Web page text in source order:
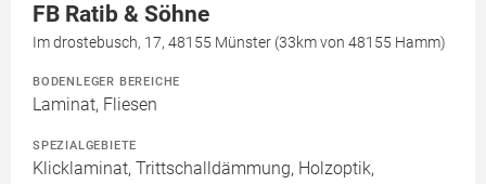
FB Ratib & Söhne
Im drostebusch, 17, 48155 Münster (33km von 48155 Hamm)
BODENLEGER BEREICHE
Laminat, Fliesen
SPEZIALGEBIETE
Klicklaminat, Trittschalldämmung, Holzoptik,